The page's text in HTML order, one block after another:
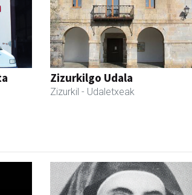
Zizurkilgo Udala
Zizurkil - Udaletxeak